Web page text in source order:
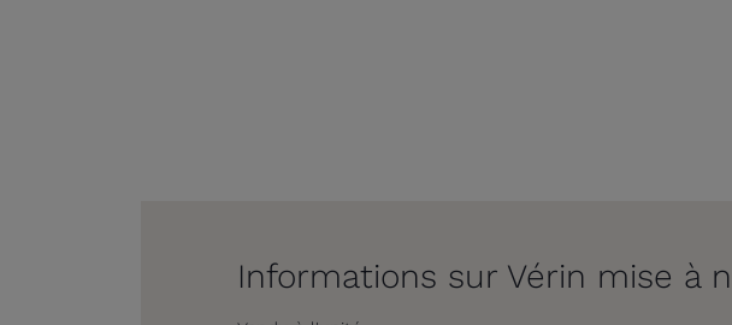
Informations sur Vérin mise à